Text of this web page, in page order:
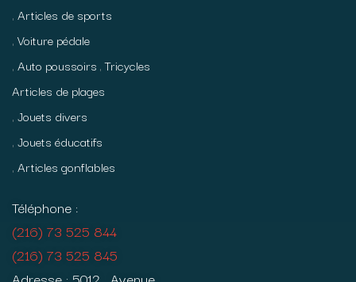
Articles de sports
Voiture pédale
Auto poussoirs Tricycles
Articles de plages
Jouets divers
Jouets éducatifs
Articles gonflables
Téléphone :
(216) 73 525 844
(216) 73 525 845